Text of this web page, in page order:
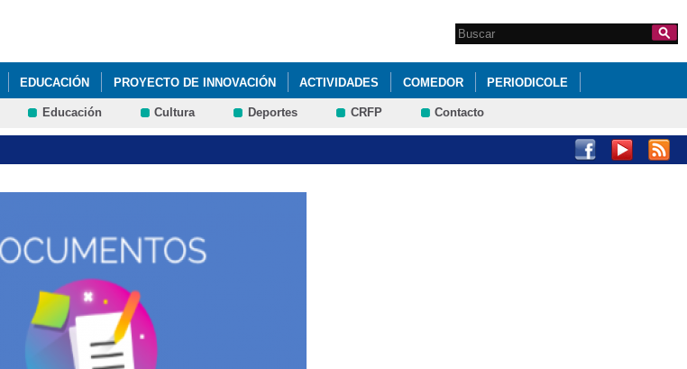
Formulario de
búsqueda
Search this site
EDUCACIÓN PROYECTO DE INNOVACIÓN ACTIVIDADES COMEDOR PERIODICOLE
Educación Cultura Deportes CRFP Contacto